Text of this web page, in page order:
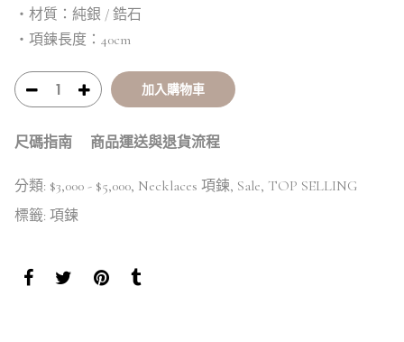
・材質：純銀 / 鋯石
・項鍊長度：40cm
加入購物車
尺碼指南 商品運送與退貨流程
分類: $3,000 - $5,000, Necklaces 項鍊, Sale, TOP SELLING
標籤: 項鍊